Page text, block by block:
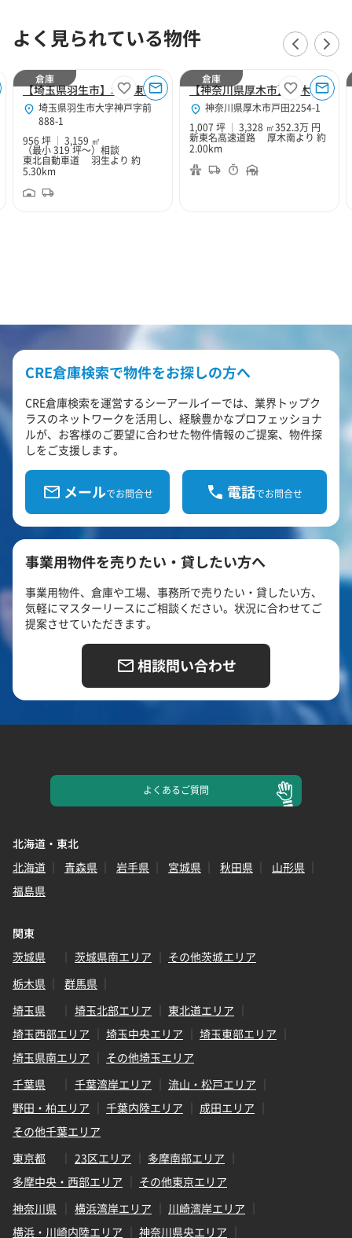
よく見られている物件
【埼玉県羽生市】北関東Hubセンター
埼玉県羽生市大字神戸字前
888-1
956 坪
3,159 ㎡
（最小 319 坪～） 相談
東北自動車道 羽生より 約
5.30km
倉庫
【神奈川県厚木市】厚木１０２
神奈川県厚木市戸田2254-1
1,007 坪
3,328 ㎡352.3万 円
新東名高速道路 厚木南より 約
2.00km
倉庫
CRE倉庫検索で物件をお探しの方へ
CRE倉庫検索を運営するシーアールイーでは、業界トップク
ラスのネットワークを活用し、経験豊かなプロフェッショナ
ルが、お客様のご要望に合わせた物件情報のご提案、物件探
しをご支援します。
メールでお問合せ 電話でお問合せ
事業用物件を売りたい・貸したい方へ
事業用物件、倉庫や工場、事務所で売りたい・貸したい方、
気軽にマスターリースにご相談ください。状況に合わせてご
提案させていただきます。
相談問い合わせ
よくあるご質問
北海道・東北
北海道
青森県 岩手県 宮城県 秋田県
山形県
福島県
関東
茨城県
茨城県南エリア
その他茨城エリア
栃木県
群馬県
埼玉県
埼玉北部エリア
東北道エリア
埼玉西部エリア
埼玉中央エリア
埼玉東部エリア
埼玉県南エリア
その他埼玉エリア
千葉県
千葉湾岸エリア
流山・松戸エリア
野田・柏エリア
千葉内陸エリア
成田エリア
その他千葉エリア
東京都
23区エリア
多摩南部エリア
多摩中央・西部エリア
その他東京エリア
神奈川県
横浜湾岸エリア
川崎湾岸エリア
横浜・川崎内陸エリア
神奈川県央エリア